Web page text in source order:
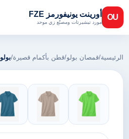
OU أورينت يونيفورمز FZE
مورد تيشيرتات ومصنّع زي موحد
الرئيسية/قمصان بولو/قطن بأكمام قصيرة/بولو T قميص Neon باللون الأخضر